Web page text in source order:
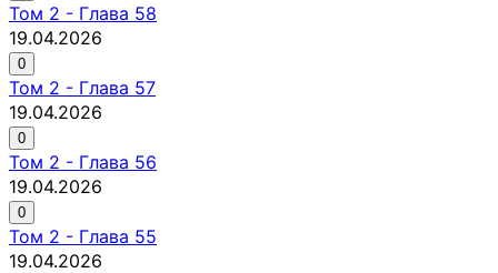
Том 2 - Глава 58
19.04.2026
0
Том 2 - Глава 57
19.04.2026
0
Том 2 - Глава 56
19.04.2026
0
Том 2 - Глава 55
19.04.2026